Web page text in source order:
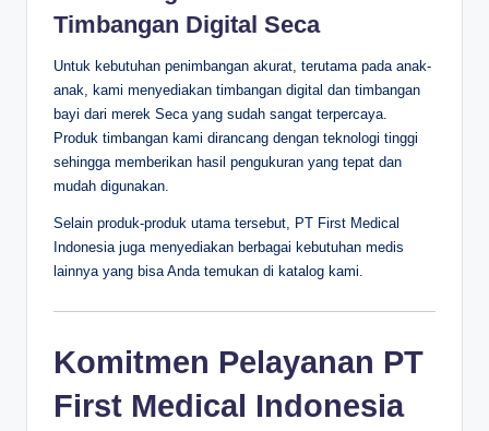
Timbangan Digital Seca
Untuk kebutuhan penimbangan akurat, terutama pada anak-
anak, kami menyediakan timbangan digital dan timbangan
bayi dari merek Seca yang sudah sangat terpercaya.
Produk timbangan kami dirancang dengan teknologi tinggi
sehingga memberikan hasil pengukuran yang tepat dan
mudah digunakan.
Selain produk-produk utama tersebut, PT First Medical
Indonesia juga menyediakan berbagai kebutuhan medis
lainnya yang bisa Anda temukan di katalog kami.
Komitmen Pelayanan PT
First Medical Indonesia